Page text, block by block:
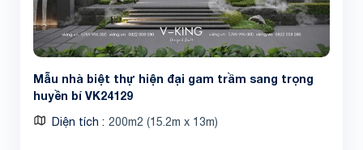
Mẫu nhà biệt thự hiện đại gam trầm sang trọng
huyền bí VK24129
Diện tích 200m2 (15.2m x 13m)